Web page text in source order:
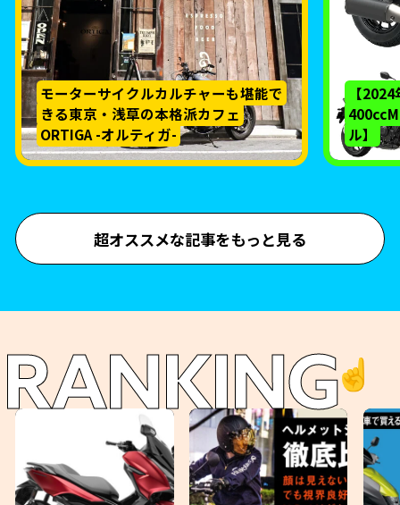
モーターサイクルカルチャーも堪能で
きる東京・浅草の本格派カフェ
ORTIGA -オルティガ-
【
ル】
超オススメな記事をもっと見る
RANKING☝️